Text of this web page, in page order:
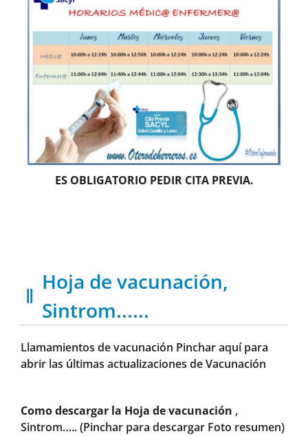
ES OBLIGATORIO PEDIR CITA PREVIA.
Hoja de vacunación,
Sintrom......
Llamamientos de vacunación Pinchar aquí para
abrir las últimas actualizaciones de Vacunación
Como descargar la Hoja de vacunación ,
Sintrom…..(Pinchar para descargar Foto resumen)